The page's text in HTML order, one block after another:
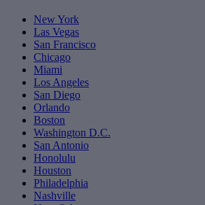
New York
Las Vegas
San Francisco
Chicago
Miami
Los Angeles
San Diego
Orlando
Boston
Washington D.C.
San Antonio
Honolulu
Houston
Philadelphia
Nashville